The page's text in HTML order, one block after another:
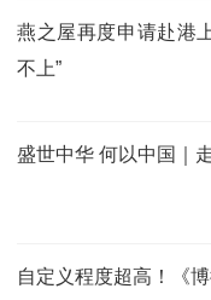
燕之屋再度申请赴港
不上”
盛世中华 何以中国｜
自定义程度超高！《